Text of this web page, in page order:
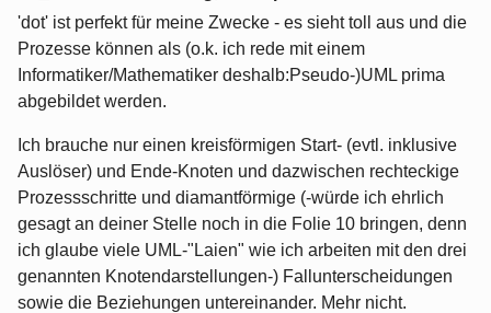
'dot' ist perfekt für meine Zwecke - es sieht toll aus und die
Prozesse können als (o.k. ich rede mit einem
Informatiker/Mathematiker deshalb:Pseudo-)UML prima
abgebildet werden.
Ich brauche nur einen kreisförmigen Start- (evtl. inklusive
Auslöser) und Ende-Knoten und dazwischen rechteckige
Prozessschritte und diamantförmige (-würde ich ehrlich
gesagt an deiner Stelle noch in die Folie 10 bringen, denn
ich glaube viele UML-"Laien" wie ich arbeiten mit den drei
genannten Knotendarstellungen-) Fallunterscheidungen
sowie die Beziehungen untereinander. Mehr nicht.